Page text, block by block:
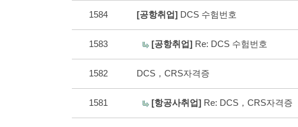
1584 [공항취업] DCS 수험번호
1583 [공항취업] Re: DCS 수험번호
1582 DCS，CRS자격증
1581 [항공사취업] Re: DCS，CRS자격증